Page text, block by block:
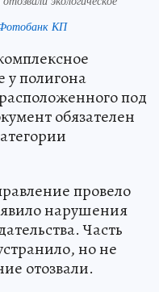
КП
у полигона
под
обязателен
провело
нарушения
Часть
но не
отозвали.